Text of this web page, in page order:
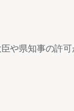
や県知事の許